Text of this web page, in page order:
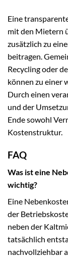
Eine
mit den Mietern
zusätzlich zu
beitragen.
Recycling oder
können zu einer
Durch einen
und der
Ende sowohl
Kostenstruktur.
FAQ
Was ist eine
wichtig?
Eine
der
neben der
tatsächlich
nachvollziehbar